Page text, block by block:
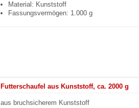
Material: Kunststoff
Fassungsvermögen: 1.000 g
Futterschaufel aus Kunststoff, ca. 2000 g
aus bruchsicherem Kunststoff